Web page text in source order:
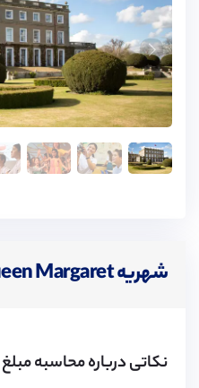
شهریه Queen Margaret
نکاتی درباره محاسبه